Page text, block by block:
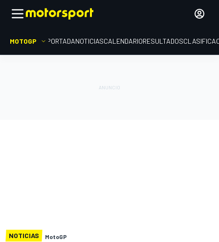
MOTOGP PORTADANOTICIASCALENDARIORESULTADOS
NOTICIAS MotoGP